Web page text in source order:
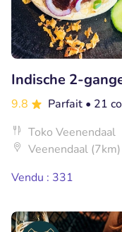
Indische 2-
9.8 Parfait • 21
Toko Veenendaal
Veenendaal (7km)
Vendu : 331